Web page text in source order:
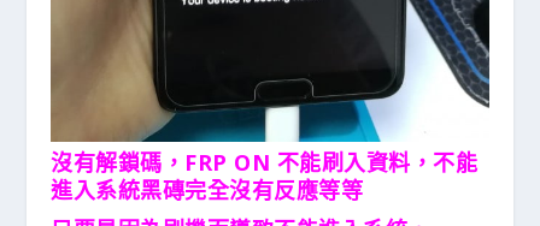
沒有解鎖碼，FRP ON 不能刷入資料，不能
進入系統黑磚完全沒有反應等等